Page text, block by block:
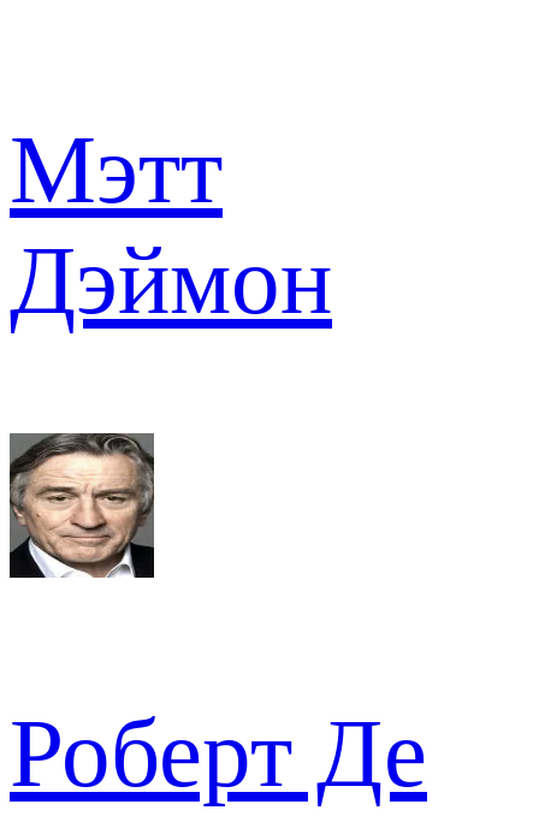
Мэтт
Дэймон
Роберт Де